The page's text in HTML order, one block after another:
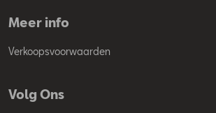
Meer info
Verkoopsvoorwaarden
Volg Ons